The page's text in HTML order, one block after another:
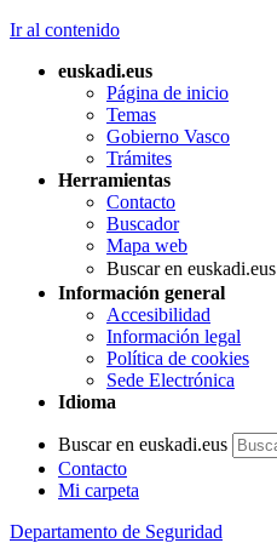
Ir al contenido
euskadi.eus
Página de inicio
Temas
Gobierno Vasco
Trámites
Herramientas
Contacto
Buscador
Mapa web
Buscar en euskadi.eus
Información general
Accesibilidad
Información legal
Política de cookies
Sede Electrónica
Idioma
Buscar en euskadi.eus
Contacto
Mi carpeta
Departamento de Seguridad